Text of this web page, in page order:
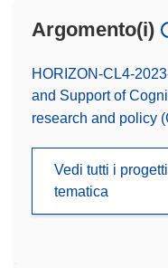
Argomento(i)
HORIZON-CL4-
and Support of
research and policy
Vedi tutti i
tematica